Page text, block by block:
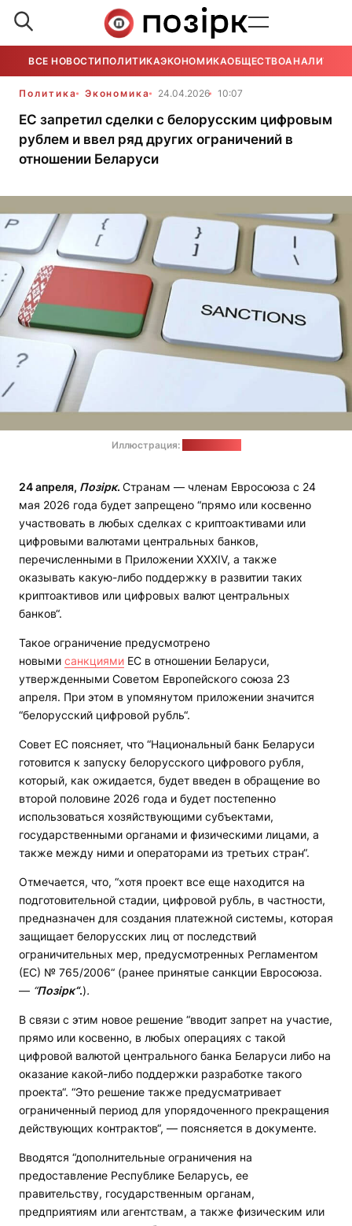
ВСЕ НОВОСТИ ПОЛИТИКАЭКОНОМИКАОБЩЕСТВОАНАЛИТИКА
Политика Экономика 24.04.2026 10:07
ЕС запретил сделки с белорусским цифровым
рублем и ввел ряд других ограничений в
отношении Беларуси
Иллюстрация:
24 апреля, Позірк. Странам — членам Евросоюза с 24
мая 2026 года будет запрещено “прямо или косвенно
участвовать в любых сделках с криптоактивами или
цифровыми валютами центральных банков,
перечисленными в Приложении XXXIV, а также
оказывать какую-либо поддержку в развитии таких
криптоактивов или цифровых валют центральных
банков“.
Такое ограничение предусмотрено
новыми санкциями ЕС в отношении Беларуси,
утвержденными Советом Европейского союза 23
апреля. При этом в упомянутом приложении значится
“белорусский цифровой рубль“.
Совет ЕС поясняет, что “Национальный банк Беларуси
готовится к запуску белорусского цифрового рубля,
который, как ожидается, будет введен в обращение во
второй половине 2026 года и будет постепенно
использоваться хозяйствующими субъектами,
государственными органами и физическими лицами, а
также между ними и операторами из третьих стран“.
Отмечается, что, “хотя проект все еще находится на
подготовительной стадии, цифровой рубль, в частности,
предназначен для создания платежной системы, которая
защищает белорусских лиц от последствий
ограничительных мер, предусмотренных Регламентом
(ЕС) № 765/2006“ (ранее принятые санкции Евросоюза.
— “Позірк“.).
В связи с этим новое решение “вводит запрет на участие,
прямо или косвенно, в любых операциях с такой
цифровой валютой центрального банка Беларуси либо на
оказание какой-либо поддержки разработке такого
проекта“. “Это решение также предусматривает
ограниченный период для упорядоченного прекращения
действующих контрактов“, — поясняется в документе.
Вводятся “дополнительные ограничения на
предоставление Республике Беларусь, ее
правительству, государственным органам,
предприятиям или агентствам, а также физическим или